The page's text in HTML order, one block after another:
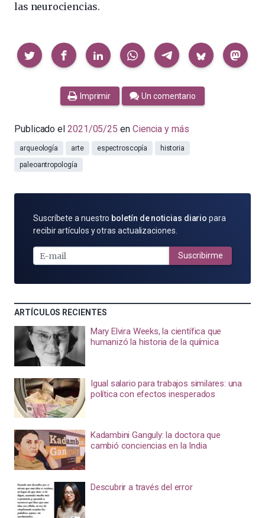
las neurociencias.
Compartir
Imprimir Un comentario
Publicado el 2021/05/25 en Ciencia y más
arqueología arte espectroscopía
historia
paleoantropología
SUSCRÍBETE
POR
MAIL
Suscríbete a nuestro boletín de noticias diario para
recibir artículos y otras actualizaciones.
Suscribirme
ARTÍCULOS RECIENTES
Mary Elvira Weeks, la científica que
humanizó la historia de la química
Igual salario para trabajos similares: una
política con efectos inesperados
Kadambini Ganguly: la doctora que
cambió conciencias en la India
Descubrir a través del error